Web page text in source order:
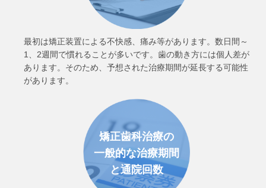
最初は矯正装置による不快感、痛み等があります。数日間～
1、2週間で慣れることが多いです。歯の動き方には個人差が
あります。そのため、予想された治療期間が延長する可能性
があります。
矯正歯科治療の
一般的な治療期間
と通院回数